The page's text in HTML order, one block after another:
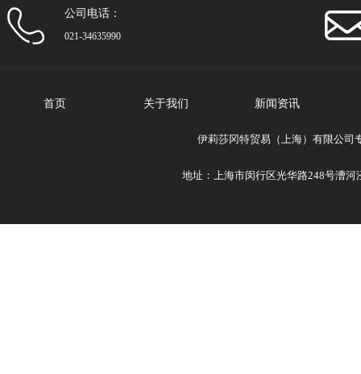
公司电话：
021-34635990
首页 关于我们 新闻资讯
伊莉莎冈特贸易（上海）有限公司
地址：上海市闵行区光华路248号漕